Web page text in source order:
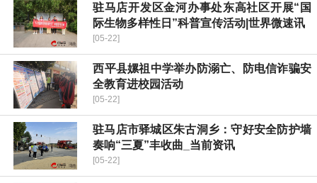
驻马店开发区金河办事处东高社区开展“国
际生物多样性日”科普宣传活动|世界微速讯
[05-22]
​西平县嫘祖中学举办防溺亡、防电信诈骗安
全教育进校园活动
[05-22]
驻马店市驿城区朱古洞乡：守好安全防护墙
奏响“三夏”丰收曲_当前资讯
[05-22]